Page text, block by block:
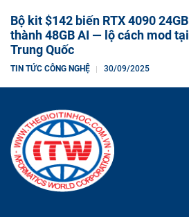
Bộ kit $142 biến RTX 4090 24GB
thành 48GB AI — lộ cách mod tại
Trung Quốc
TIN TỨC CÔNG NGHỆ 30/09/2025